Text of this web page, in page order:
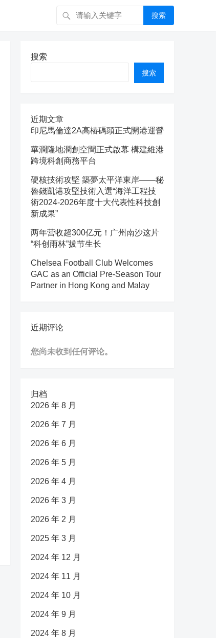
搜索
搜索
搜索
近期文章
印尼馬倫達2A高樁碼頭正式開港運營
華潤隆地潤創空間正式啟幕 構建維港
跨境科創商務平台
硬核技術攻堅 築夢太平洋東岸——秘
魯錢凱港攻堅技術入選“海洋工程技
術2024-2026年度十大代表性科技創
新成果”
两年营收超300亿元！广州南沙这片
“科创雨林”拔节生长
Chelsea Football Club Welcomes
GAC as an Official Pre-Season Tour
Partner in Hong Kong and Malay
近期评论
您尚未收到任何评论。
归档
2026 年 8 月
2026 年 7 月
2026 年 6 月
2026 年 5 月
2026 年 4 月
2026 年 3 月
2026 年 2 月
2025 年 3 月
2024 年 12 月
2024 年 11 月
2024 年 10 月
2024 年 9 月
2024 年 8 月